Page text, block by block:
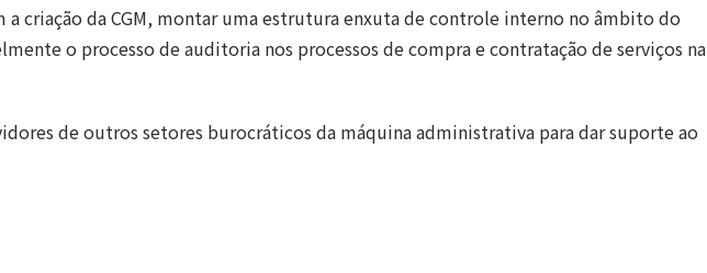
a criação da CGM, montar uma estrutura enxuta de controle interno no âmbito do
o processo de auditoria nos processos de compra e contratação de serviços na
de outros setores burocráticos da máquina administrativa para dar suporte ao